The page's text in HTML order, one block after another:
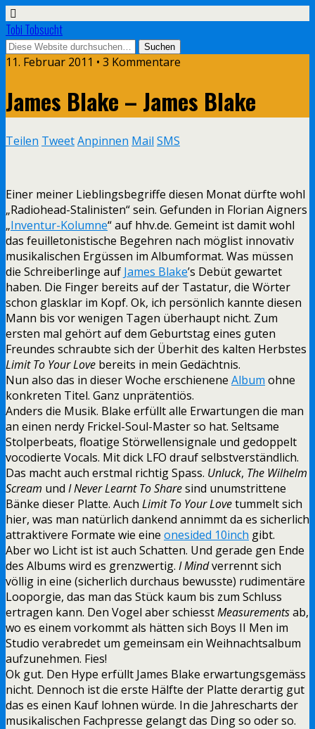
Tobi Tobsucht
11. Februar 2011 • 3 Kommentare
James Blake – James Blake
Teilen TweetAnpinnen Mail SMS
Einer meiner Lieblingsbegriffe diesen Monat dürfte wohl
„Radiohead-Stalinisten“ sein. Gefunden in Florian Aigners
„Inventur-Kolumne“ auf hhv.de. Gemeint ist damit wohl
das feuilletonistische Begehren nach möglist innovativ
musikalischen Ergüssen im Albumformat. Was müssen
die Schreiberlinge auf James Blake’s Debüt gewartet
haben. Die Finger bereits auf der Tastatur, die Wörter
schon glasklar im Kopf. Ok, ich persönlich kannte diesen
Mann bis vor wenigen Tagen überhaupt nicht. Zum
ersten mal gehört auf dem Geburtstag eines guten
Freundes schraubte sich der Überhit des kalten Herbstes
Limit To Your Love bereits in mein Gedächtnis.
Nun also das in dieser Woche erschienene Album ohne
konkreten Titel. Ganz unprätentiös.
Anders die Musik. Blake erfüllt alle Erwartungen die man
an einen nerdy Frickel-Soul-Master so hat. Seltsame
Stolperbeats, floatige Störwellensignale und gedoppelt
vocodierte Vocals. Mit dick LFO drauf selbstverständlich.
Das macht auch erstmal richtig Spass. Unluck, The Wilhelm
Scream und I Never Learnt To Sharesind unumstrittene
Bänke dieser Platte. Auch Limit To Your Lovetummelt sich
hier, was man natürlich dankend annimmt da es sicherlich
attraktivere Formate wie eine onesided 10inch gibt.
Aber wo Licht ist ist auch Schatten. Und gerade gen Ende
des Albums wird es grenzwertig. I Mindverrennt sich
völlig in eine (sicherlich durchaus bewusste) rudimentäre
Looporgie, das man das Stück kaum bis zum Schluss
ertragen kann. Den Vogel aber schiesstMeasurementsab,
wo es einem vorkommt als hätten sich Boys II Men im
Studio verabredet um gemeinsam ein Weihnachtsalbum
aufzunehmen. Fies!
Ok gut. Den Hype erfüllt James Blake erwartungsgemäss
nicht. Dennoch ist die erste Hälfte der Platte derartig gut
das es einen Kauf lohnen würde. In die Jahrescharts der
musikalischen Fachpresse gelangt das Ding so oder so.